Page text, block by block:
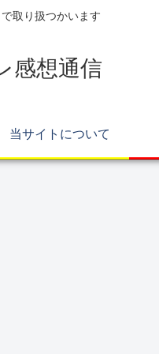
取り扱つかいます
感想通信
当サイトについて